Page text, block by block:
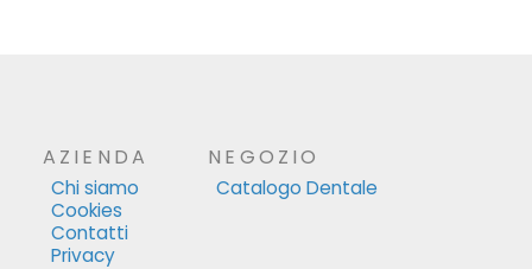
AZIENDA
Chi siamo
Cookies
Contatti
Privacy
NEGOZIO
Catalogo Dentale